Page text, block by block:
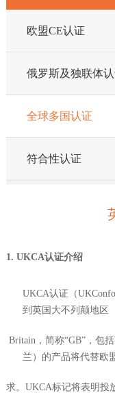
欧盟CE认证
俄罗斯及独联体
全球多国认证
符合性认证
1. UKCA认证介绍
UKCA认证（
到英国大不列颠地区
Britain，简称“GB”，包
兰）的产品将代替欧
求。UKCA标记将表明投